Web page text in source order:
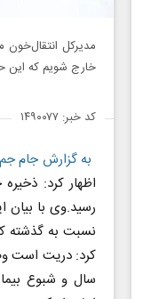
مدیرکل
خارج شویم که این
کد خبر: ۱۴۹۰۰۷۷
به گزارش جام جم
اظهار کرد:
رسید.وی با بیان
نسبت به گذشته
کرد: دریت است
سال و شبوع